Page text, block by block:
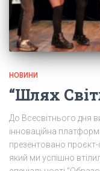
НОВИНИ
“Шлях
До Всесвітнього дня
інноваційна
презентовано проєкт-
який ми успішно